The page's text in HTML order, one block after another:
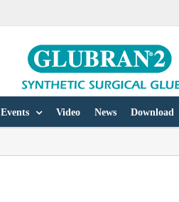
Events Video News Download